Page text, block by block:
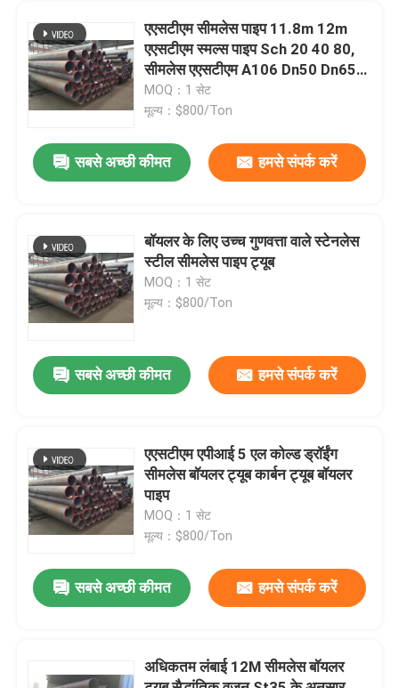
घर
हमारे बारे में
गुणवत्ता नियंत्रण
हमसे संपर्क करें
बॉयलर स्पेयर पार्ट्स
बॉयलर झिल्ली की दीवार
बॉयलर फिन ट्यूब
एएसटीएम सीमलेस पाइप 11.8m 12m
एएसटीएम स्मल्स पाइप Sch 20 40 80,
सीमलेस एएसटीएम A106 Dn50 Dn65
Dn80
MOQ：1 सेट
मूल्य：$800/Ton
सबसे अच्छी कीमत हमसे संपर्क करें
बॉयलर के लिए उच्च गुणवत्ता वाले स्टेनलेस
स्टील सीमलेस पाइप ट्यूब
MOQ：1 सेट
मूल्य：$800/Ton
सबसे अच्छी कीमत हमसे संपर्क करें
एएसटीएम एपीआई 5 एल कोल्ड ड्रॉईंग
सीमलेस बॉयलर ट्यूब कार्बन ट्यूब बॉयलर
पाइप
MOQ：1 सेट
मूल्य：$800/Ton
सबसे अच्छी कीमत हमसे संपर्क करें
अधिकतम लंबाई 12M सीमलेस बॉयलर